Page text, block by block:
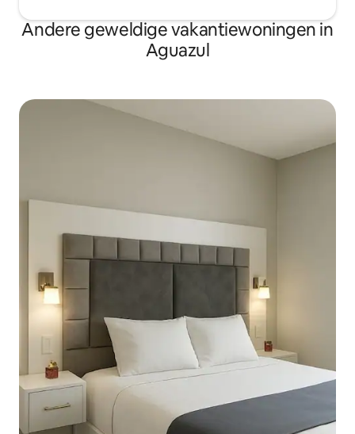
Andere geweldige vakantiewoningen in
Aguazul